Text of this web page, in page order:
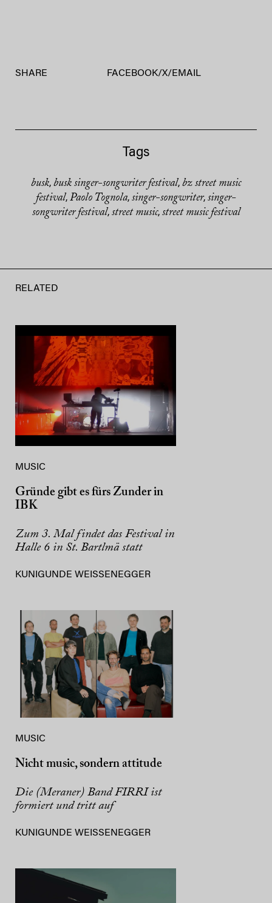
SHARE FACEBOOK/X/ EMAIL
Tags
busk, busk singer-songwriter festival, bz street music
festival, Paolo Tognola, singer-songwriter, singer-
songwriter festival, street music, street music festival
RELATED
MUSIC
Gründe gibt es fürs Zunder in
IBK
Zum 3. Mal findet das Festival in
Halle 6 in St. Bartlmä statt
KUNIGUNDE WEISSENEGGER
MUSIC
Nicht music, sondern attitude
Die (Meraner) Band FIRRI ist
formiert und tritt auf
KUNIGUNDE WEISSENEGGER